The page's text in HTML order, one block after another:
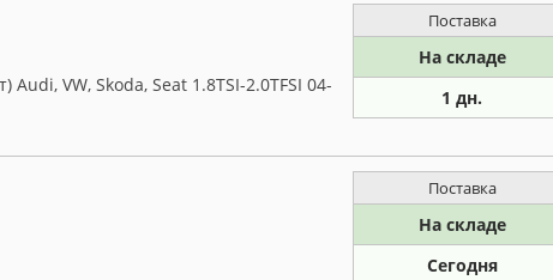
VW, Skoda, Seat 1.8TSI-2.0TFSI 04-
Поставка
На складе
1 дн.
Поставка
На складе
Сегодня